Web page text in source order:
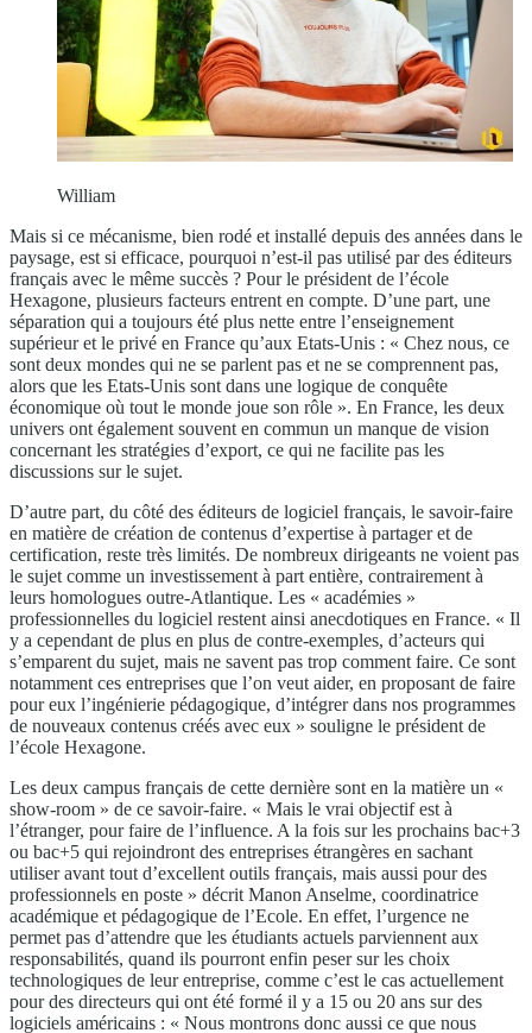
William
Mais si ce mécanisme, bien rodé et installé depuis des années dans le
paysage, est si efficace, pourquoi n’est-il pas utilisé par des éditeurs
français avec le même succès ? Pour le président de l’école
Hexagone, plusieurs facteurs entrent en compte. D’une part, une
séparation qui a toujours été plus nette entre l’enseignement
supérieur et le privé en France qu’aux Etats-Unis : « Chez nous, ce
sont deux mondes qui ne se parlent pas et ne se comprennent pas,
alors que les Etats-Unis sont dans une logique de conquête
économique où tout le monde joue son rôle ». En France, les deux
univers ont également souvent en commun un manque de vision
concernant les stratégies d’export, ce qui ne facilite pas les
discussions sur le sujet.
D’autre part, du côté des éditeurs de logiciel français, le savoir-faire
en matière de création de contenus d’expertise à partager et de
certification, reste très limités. De nombreux dirigeants ne voient pas
le sujet comme un investissement à part entière, contrairement à
leurs homologues outre-Atlantique. Les « académies »
professionnelles du logiciel restent ainsi anecdotiques en France. « Il
y a cependant de plus en plus de contre-exemples, d’acteurs qui
s’emparent du sujet, mais ne savent pas trop comment faire. Ce sont
notamment ces entreprises que l’on veut aider, en proposant de faire
pour eux l’ingénierie pédagogique, d’intégrer dans nos programmes
de nouveaux contenus créés avec eux » souligne le président de
l’école Hexagone.
Les deux campus français de cette dernière sont en la matière un «
show-room » de ce savoir-faire. « Mais le vrai objectif est à
l’étranger, pour faire de l’influence. A la fois sur les prochains bac+3
ou bac+5 qui rejoindront des entreprises étrangères en sachant
utiliser avant tout d’excellent outils français, mais aussi pour des
professionnels en poste » décrit Manon Anselme, coordinatrice
académique et pédagogique de l’Ecole. En effet, l’urgence ne
permet pas d’attendre que les étudiants actuels parviennent aux
responsabilités, quand ils pourront enfin peser sur les choix
technologiques de leur entreprise, comme c’est le cas actuellement
pour des directeurs qui ont été formé il y a 15 ou 20 ans sur des
logiciels américains : « Nous montrons donc aussi ce que nous